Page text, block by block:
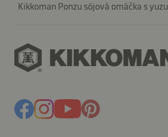
Kikkoman Ponzu sójová omáčka s yuzu